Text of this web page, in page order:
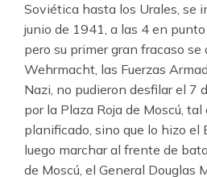
Soviética hasta los Urales, se
junio de 1941, a las 4 en
pero su primer gran fracaso se
Wehrmacht, las Fuerzas
Nazi, no pudieron desfilar el 7
por la Plaza Roja de Moscú,
planificado, sino que lo hizo el
luego marchar al frente de
de Moscú, el General Douglas